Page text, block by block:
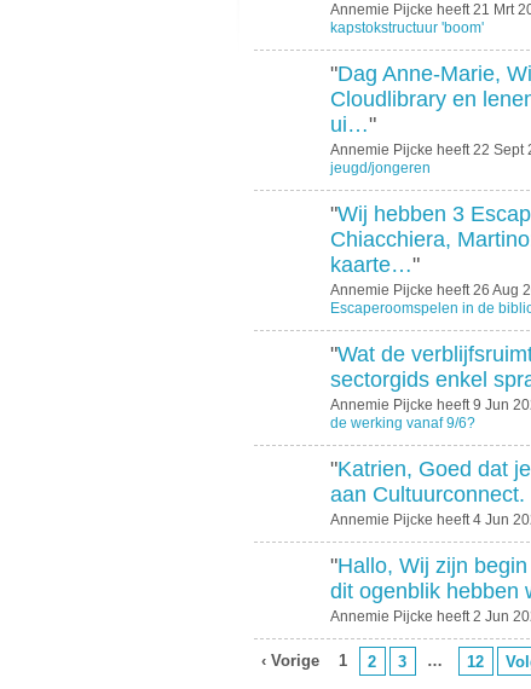
Annemie Pijcke heeft 21 Mrt
kapstokstructuur 'boom'
"Dag Anne-Marie,
Cloudlibrary en
ui…"
Annemie Pijcke heeft 22 Sept
jeugd/jongeren
"Wij hebben 3
Chiacchiera,
kaarte…"
Annemie Pijcke heeft 26 Aug
Escaperoomspelen in de
"Wat de
sectorgids enkel
Annemie Pijcke heeft 9 Jun
de werking vanaf 9/6?
"Katrien, Goed dat
aan
Annemie Pijcke heeft 4 Jun
"Hallo, Wij zijn
dit ogenblik hebben
Annemie Pijcke heeft 2 Jun
‹ Vorige 1 2 3 … 12